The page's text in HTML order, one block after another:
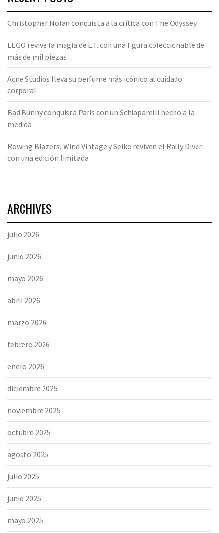
Christopher Nolan conquista a la crítica con The Odyssey
LEGO revive la magia de E.T. con una figura coleccionable de
más de mil piezas
Acne Studios lleva su perfume más icónico al cuidado
corporal
Bad Bunny conquista París con un Schiaparelli hecho a la
medida
Rowing Blazers, Wind Vintage y Seiko reviven el Rally Diver
con una edición limitada
ARCHIVES
julio 2026
junio 2026
mayo 2026
abril 2026
marzo 2026
febrero 2026
enero 2026
diciembre 2025
noviembre 2025
octubre 2025
agosto 2025
julio 2025
junio 2025
mayo 2025